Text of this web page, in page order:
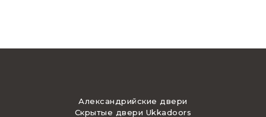
Александрийские двери
Скрытые двери Ukkadoors